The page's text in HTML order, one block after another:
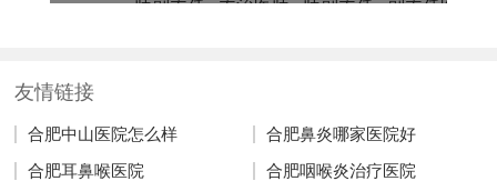
友情链接
合肥中山医院怎么样 合肥鼻炎哪家医院好
合肥耳鼻喉医院 合肥咽喉炎治疗医院